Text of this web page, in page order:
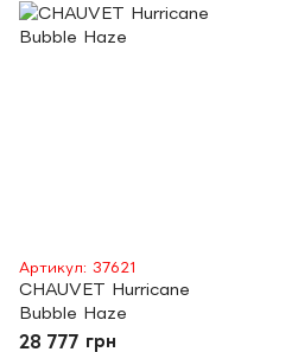
Артикул: 37621
CHAUVET Hurricane
Bubble Haze
28 777 грн